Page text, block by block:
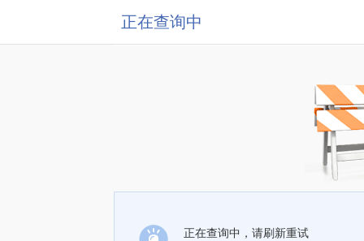
正在查询中
正在查询中，请刷新重试